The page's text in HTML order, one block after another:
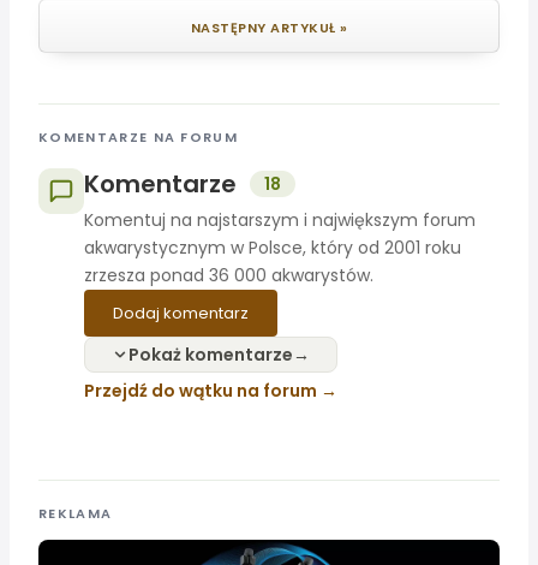
NASTĘPNY ARTYKUŁ »
KOMENTARZE NA FORUM
Komentarze
18
Komentuj na najstarszym i największym forum
akwarystycznym w Polsce, który od 2001 roku
zrzesza ponad 36 000 akwarystów.
Dodaj komentarz
Pokaż komentarze
Przejdź do wątku na forum
REKLAMA